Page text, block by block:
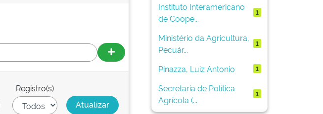
Registro(s)
Instituto Interamericano
de Coope...
1
Ministério da Agricultura,
Pecuár...
1
Pinazza, Luiz Antonio 1
Secretaria de Política
Agrícola (...
1